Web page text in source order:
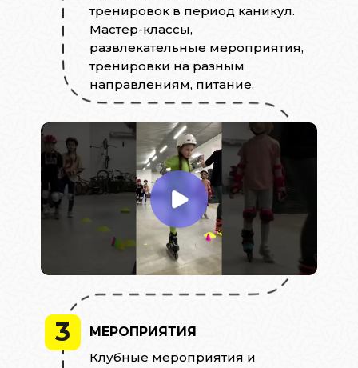
тренировок в период каникул.
Мастер-классы,
развлекательные мероприятия,
тренировки на разным
направлениям, питание.
3
МЕРОПРИЯТИЯ
Клубные мероприятия и